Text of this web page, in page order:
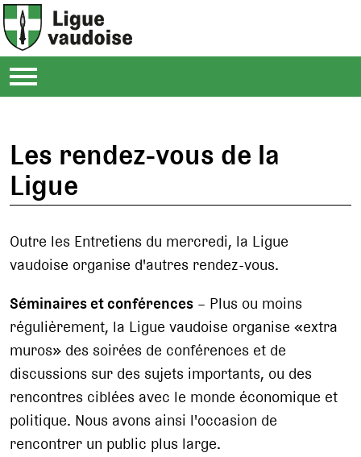
Les rendez-vous de la
Ligue
Outre les Entretiens du mercredi, la Ligue
vaudoise organise d'autres rendez-vous.
Séminaires et conférences – Plus ou moins
régulièrement, la Ligue vaudoise organise «extra
muros» des soirées de conférences et de
discussions sur des sujets importants, ou des
rencontres ciblées avec le monde économique et
politique. Nous avons ainsi l'occasion de
rencontrer un public plus large.